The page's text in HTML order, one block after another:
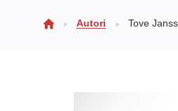
Autori Tove